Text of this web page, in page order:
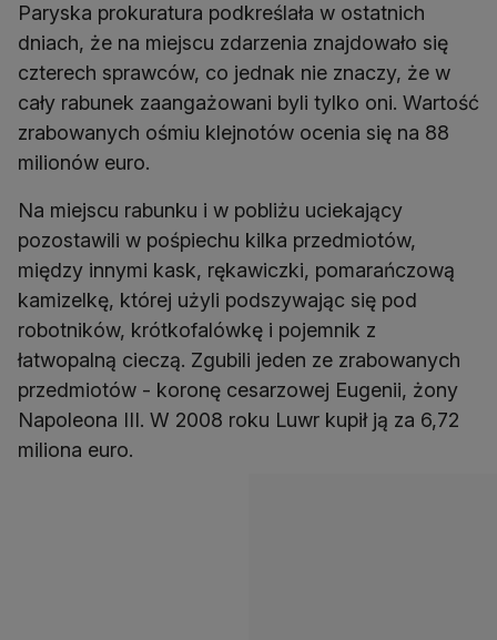
Paryska prokuratura podkreślała w ostatnich
dniach, że na miejscu zdarzenia znajdowało się
czterech sprawców, co jednak nie znaczy, że w
cały rabunek zaangażowani byli tylko oni. Wartość
zrabowanych ośmiu klejnotów ocenia się na 88
milionów euro.
Na miejscu rabunku i w pobliżu uciekający
pozostawili w pośpiechu kilka przedmiotów,
między innymi kask, rękawiczki, pomarańczową
kamizelkę, której użyli podszywając się pod
robotników, krótkofalówkę i pojemnik z
łatwopalną cieczą. Zgubili jeden ze zrabowanych
przedmiotów - koronę cesarzowej Eugenii, żony
Napoleona III. W 2008 roku Luwr kupił ją za 6,72
miliona euro.